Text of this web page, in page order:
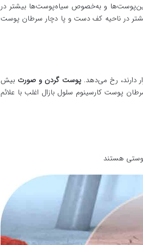
و به‌خصوص سیاه‌پوست‌ها بیشتر در
بیشتر در ناحیه کف دست و پا دچار سرطان پوست
دارند، رخ می‌دهد.پوست گردن و صورت بیش
پوست کارسینوم سلول بازال اغلب با علائم
هستند